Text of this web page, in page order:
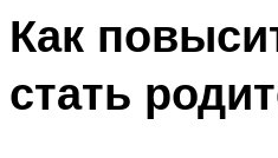
Как
стать